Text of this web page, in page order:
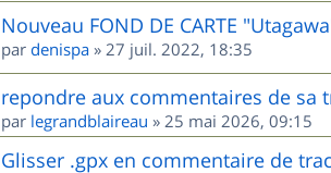
Nouveau FOND DE CARTE
par denispa » 27 juil. 2022, 18:35
repondre aux commentaires de sa
par legrandblaireau » 25 mai 2026, 09:15
Glisser .gpx en commentaire de